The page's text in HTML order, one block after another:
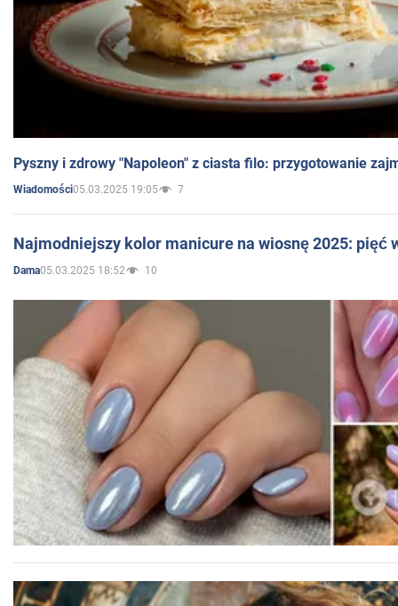
Pyszny i zdrowy "Napoleon" z ciasta filo: przygotowanie
Wiadomości05.03.2025 19:05 7
Najmodniejszy kolor manicure na wiosnę 2025: pięć
Dama05.03.2025 18:52 10